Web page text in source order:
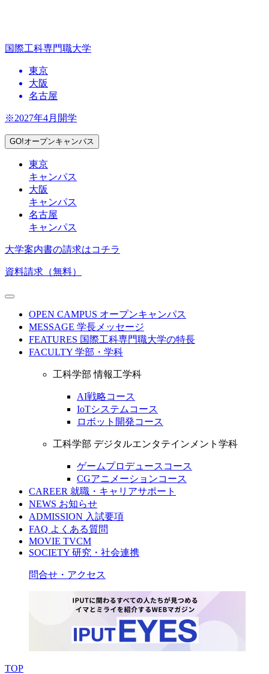
国際工科専門職大学
東京
大阪
名古屋
※2027年4月開学
GO!オープンキャンパス
東京
キャンパス
大阪
キャンパス
名古屋
キャンパス
大学案内書の請求はコチラ
資料請求（無料）
OPEN CAMPUS オープンキャンパス
MESSAGE 学長メッセージ
FEATURES 国際工科専門職大学の特長
FACULTY 学部・学科
工科学部 情報工学科
AI戦略コース
IoTシステムコース
ロボット開発コース
工科学部 デジタルエンタテインメント学科
ゲームプロデュースコース
CGアニメーションコース
CAREER 就職・キャリアサポート
NEWS お知らせ
ADMISSION 入試要項
FAQ よくある質問
MOVIE TVCM
SOCIETY 研究・社会連携
問合せ・アクセス
TOP